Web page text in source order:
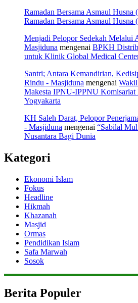
Ramadan Bersama Asmaul Husna
Ramadan Bersama Asmaul Husna
Menjadi Pelopor Sedekah Melalui
Masjiduna mengenai BPKH
untuk Klinik Global Medical
Santri; Antara Kemandirian,
Rindu - Masjiduna mengenai
Makesta IPNU-IPPNU Komisariat
Yogyakarta
KH Saleh Darat, Pelopor
- Masjiduna mengenai “Sabilal
Nusantara Bagi Dunia
Kategori
Ekonomi Islam
Fokus
Headline
Hikmah
Khazanah
Masjid
Ormas
Pendidikan Islam
Safa Marwah
Sosok
Berita Populer